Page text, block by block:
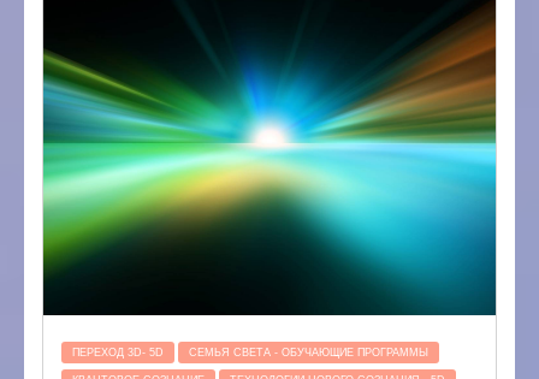
ПЕРЕХОД 3D- 5D СЕМЬЯ СВЕТА - ОБУЧАЮЩИЕ ПРОГРАММЫ